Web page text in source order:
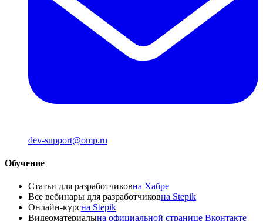
dev-support@omp.ru
Обучение
Статьи для разработчиковна Хабре
Все вебинары для разработчиковна Stepik
Онлайн-курсна Stepik
Видеоматериалына официальной странице Вконтакте